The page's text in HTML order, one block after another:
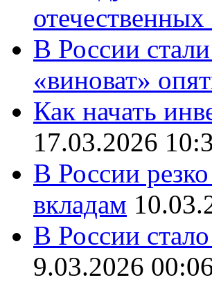
отечественных
В России
«виноват»
Как начать
17.03.2026
В России
вкладам
В России
9.03.2026